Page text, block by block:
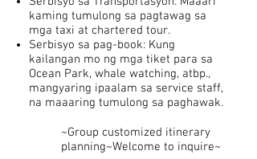
kaming tumulong sa pagtawag sa
mga taxi at chartered tour.
Serbisyo sa pag-book: Kung
kailangan mo ng mga tiket para sa
Ocean Park, whale watching, atbp.,
mangyaring ipaalam sa service staff,
na maaaring tumulong sa paghawak.
~Group customized itinerary
planning~Welcome to inquire~